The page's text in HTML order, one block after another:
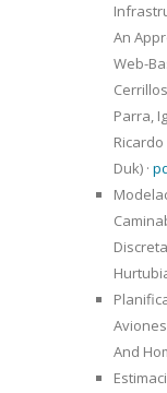
An
Web-
Parra,
Duk) ·
And